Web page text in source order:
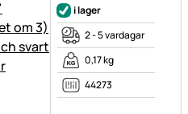
i lager
2 - 5 vardagar
0,17 kg
44273